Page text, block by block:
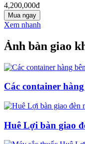
4,200,000đ
Mua ngay
Xem nhanh
Ảnh bàn giao
Các container
Huê Lợi bàn giao